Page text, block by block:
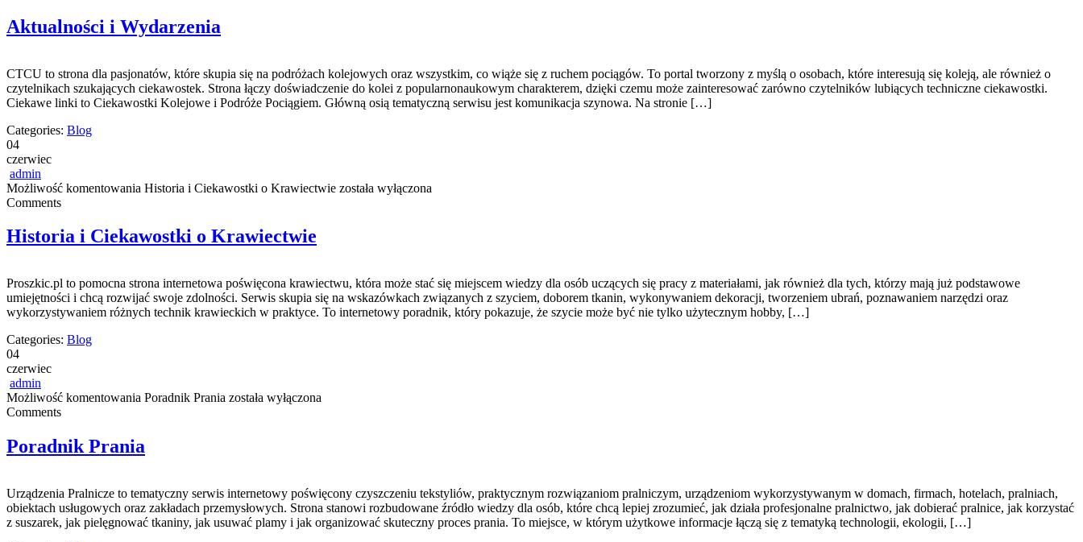
Aktualności i Wydarzenia
CTCU to strona dla pasjonatów, które skupia się na podróżach kolejowych oraz wszystkim, co wiąże się z ruchem pociągów. To portal tworzony z myślą o osobach, które interesują się koleją, ale również o
czytelnikach szukających ciekawostek. Strona łączy doświadczenie do kolei z popularnonaukowym charakterem, dzięki czemu może zainteresować zarówno czytelników lubiących techniczne ciekawostki.
Ciekawe linki to Ciekawostki Kolejowe i Podróże Pociągiem. Główną osią tematyczną serwisu jest komunikacja szynowa. Na stronie […]
Categories: Blog
04
czerwiec
admin
Możliwość komentowania Historia i Ciekawostki o Krawiectwie została wyłączona
Comments
Historia i Ciekawostki o Krawiectwie
Proszkic.pl to pomocna strona internetowa poświęcona krawiectwu, która może stać się miejscem wiedzy dla osób uczących się pracy z materiałami, jak również dla tych, którzy mają już podstawowe
umiejętności i chcą rozwijać swoje zdolności. Serwis skupia się na wskazówkach związanych z szyciem, doborem tkanin, wykonywaniem dekoracji, tworzeniem ubrań, poznawaniem narzędzi oraz
wykorzystywaniem różnych technik krawieckich w praktyce. To internetowy poradnik, który pokazuje, że szycie może być nie tylko użytecznym hobby, […]
Categories: Blog
04
czerwiec
admin
Możliwość komentowania Poradnik Prania została wyłączona
Comments
Poradnik Prania
Urządzenia Pralnicze to tematyczny serwis internetowy poświęcony czyszczeniu tekstyliów, praktycznym rozwiązaniom pralniczym, urządzeniom wykorzystywanym w domach, firmach, hotelach, pralniach,
obiektach usługowych oraz zakładach przemysłowych. Strona stanowi rozbudowane źródło wiedzy dla osób, które chcą lepiej zrozumieć, jak działa profesjonalne pralnictwo, jak dobierać pralnice, jak korzystać
z suszarek, jak pielęgnować tkaniny, jak usuwać plamy i jak organizować skuteczny proces prania. To miejsce, w którym użytkowe informacje łączą się z tematyką technologii, ekologii, […]